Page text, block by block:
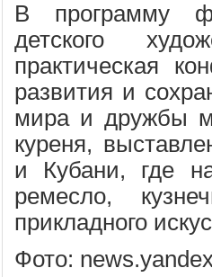
В программу
детского
практическая
развития и
мира и дружбы
куреня,
и Кубани, где
ремесло,
прикладного
Фото: